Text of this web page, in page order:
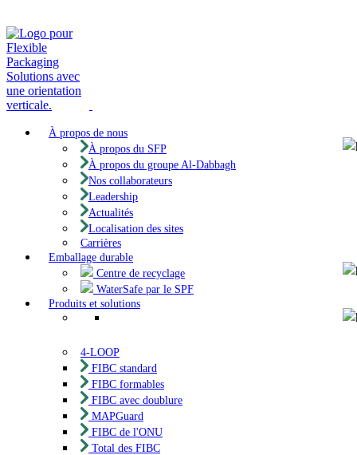
À propos de nous
À propos du SFP
À propos du groupe Al-Dabbagh
Nos collaborateurs
Leadership
Actualités
Localisation des sites
Carrières
Emballage durable
Centre de recyclage
WaterSafe par le SPF
Produits et solutions
4-LOOP
FIBC standard
FIBC formables
FIBC avec doublure
MAPGuard
FIBC de l'ONU
Total des FIBC